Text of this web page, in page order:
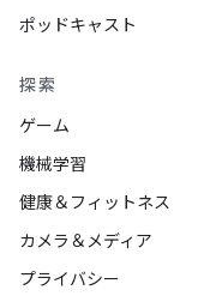
ポッドキャスト
探索
ゲーム
機械学習
健康＆フィットネス
カメラ＆メディア
プライバシー